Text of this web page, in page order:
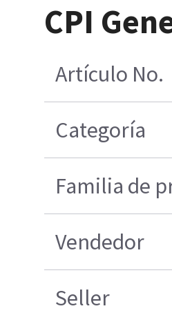
CPI
Artículo No.
Categoría
Familia de
Vendedor
Seller